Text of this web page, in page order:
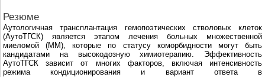
Резюме
Аутологичная трансплантация гемопоэтических стволовых клеток
(АутоТГСК) является этапом лечения больных множественной
миеломой (ММ), которые по статусу коморбидности могут быть
кандидатами на высокодозную химиотерапию. Эффективность
АутоТГСК зависит от многих факторов, включая интенсивность
режима кондиционирования и вариант ответа в